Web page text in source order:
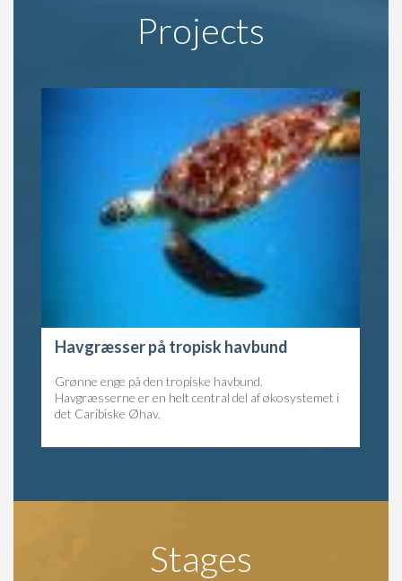
Projects
Havgræsser på tropisk havbund
Grønne enge på den tropiske havbund.
Havgræsserne er en helt central del af økosystemet i
det Caribiske Øhav.
Stages